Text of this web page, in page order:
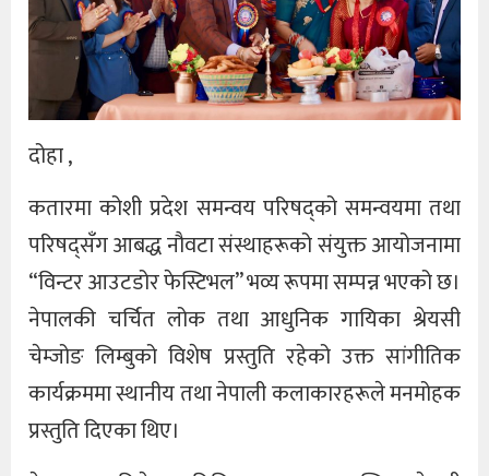
दोहा ,
कतारमा कोशी प्रदेश समन्वय परिषद्को समन्वयमा तथा
परिषद्सँग आबद्ध नौवटा संस्थाहरूको संयुक्त आयोजनामा
“विन्टर आउटडोर फेस्टिभल” भव्य रूपमा सम्पन्न भएको छ।
नेपालकी चर्चित लोक तथा आधुनिक गायिका श्रेयसी
चेम्जोङ लिम्बुको विशेष प्रस्तुति रहेको उक्त सांगीतिक
कार्यक्रममा स्थानीय तथा नेपाली कलाकारहरूले मनमोहक
प्रस्तुति दिएका थिए।